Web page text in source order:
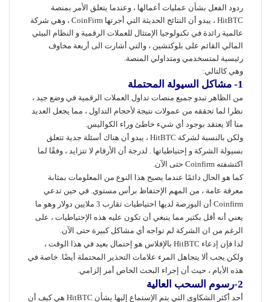
ردود الفعل بشأن عمليات أعمالها ، وعندما يتعلق الأمر بمنصة
HitBTC ، يبدو أن النتائج الحديثة التي أجرتها CoinFirm ، وهي شركة
عالمية رائدة في تكنولوجيا الإمتثال للعملات الرقمية و النظام البيئي
المالي القائم على بلوكتشين ، والتي أشارت الى أربعة مخاوف
رئيسية لمتسخدمي ومتداولي المنصة.
وهي كالتالي:
1- مشاكل السيولة المحتملة
من الظاهر تبدو جميع منصات تداول العملات الرقمية في وضع جيد ،
نظرا لما تحققه من عمولات نتيجة لأحجام التداول ، مما يجعل العديد
منا ألا يعتقد بوجود أي شيء خاطئ وراء الكواليس.
ولكن بالنسبة لشركة HitBTC ، يبدو أن هناك أسئلة جدية تتعلق
بسيولة الشركة و إحتياطياتها . لدرجة أن الأرقام لا تتزايد ، وفقًا لما
اكتشفته Coinfirm حتى الآن.
كما هو الحال دائمًا عندما يصبح هذا النوع من المعلومات بمثابة
معرفة عامة ، من المهم الإحتفاظ برأس مستوي. في حين تدعي
Coinfirm أن البورصة لديها احتياطيات تقارب 3 ملايين دولار وهو ما
يعني أنه أقل بكثير مما ينبغي أن تكون عليه هذه الإحتياطيات ، على
الرغم من ان الشركة لم تواجه أي مشاكل كبيرة حتى الآن.
لذا فإن إدعاء HitBTC بالإفلاس هو إحتمال بعيد في هذا الوقت ،
ولكن يجب ألا يتجاهل المرء علامات التحذير المحتملة أيضًا. خاصة في
هذه الأيام ، حيث أن إجراء البحث الخاص أمر إلزامي.
2-رسوم السحب العالية
أحد أكثر الشكاوى التي يتم الإستماع إليها بشأن HitBTC هي كيف أن